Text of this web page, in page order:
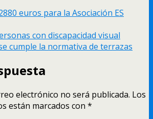
euros para la Asociación ES
con discapacidad visual
cumple la normativa de terrazas
electrónico no será publicada. Los
están marcados con *